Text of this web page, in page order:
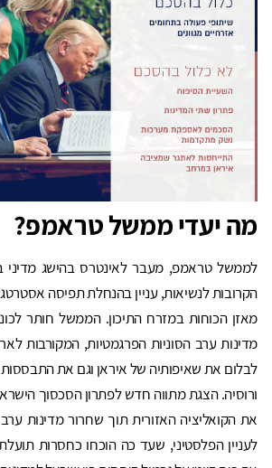
מה יעדי ממשל טראמפ?
לממשל טראמפ, מעבר לאינטרס בהישג מדיני
הקרובות לנשיאות, עניין בהנחלת תפיסה
מאזן הכוחות במזרח התיכון. הממשל חותר
מדינות ערב הסוניות הפרגמטיות, המקורבות
לבלום את שאיפותיה של איראן וגם את
ורוסיה. הצגת מתווה חדש לפתרון הסכסוך
את הקואליציה האזורית תוך שחרור מדינות ערב
לעניין הפלסטיני, שעד כה הוכחו כחסרות